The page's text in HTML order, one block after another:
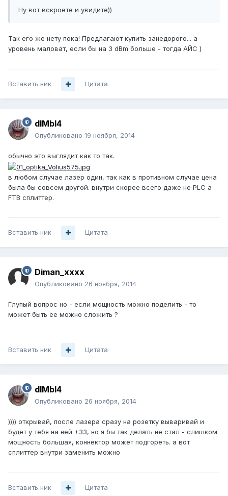
Ну вот вскроете и увидите))
Так его же нету пока! Предлагают купить занедорого... а
уровень маловат, если бы на 3 dBm больше - тогда АЙС )
Вставить ник Цитата
dIMbI4
Опубликовано 19 ноября, 2014
обычно это выглядит как то так.
в любом случае лазер один, так как в противном случае цена
была бы совсем другой. внутри скорее всего даже не PLC а
FTB сплиттер.
Вставить ник Цитата
Diman_xxxx
Опубликовано 26 ноября, 2014
Глупый вопрос но - если мощность можно поделить - то
может быть ее можно сложить ?
Вставить ник Цитата
dIMbI4
Опубликовано 26 ноября, 2014
)))) открывай, после лазера сразу на розетку вываривай и
будет у тебя на ней +33, но я бы так делать не стал - слишком
мощность большая, коннектор может подгореть. а вот
сплиттер внутри заменить можно
Вставить ник Цитата